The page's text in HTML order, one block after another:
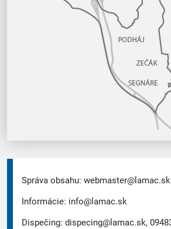
Správa obsahu: webmaster@lamac.sk
Informácie: info@lamac.sk
Dispečing: dispecing@lamac.sk,